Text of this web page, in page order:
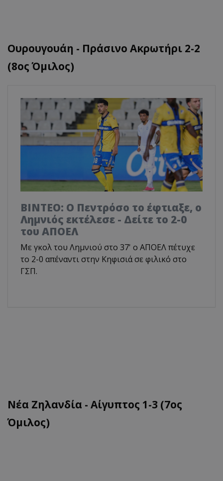
Ουρουγουάη - Πράσινο Ακρωτήρι 2-2
(8ος Όμιλος)
ΒΙΝΤΕΟ: Ο Πεντρόσο το έφτιαξε, ο
Λημνιός εκτέλεσε - Δείτε το 2-0
του ΑΠΟΕΛ
Με γκολ του Λημνιού στο 37' ο ΑΠΟΕΛ πέτυχε
το 2-0 απέναντι στην Κηφισιά σε φιλικό στο
ΓΣΠ.
Νέα Ζηλανδία - Αίγυπτος 1-3 (7ος
Όμιλος)